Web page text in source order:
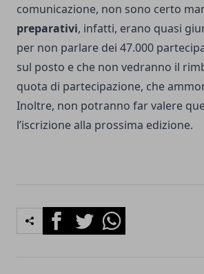
comunicazione, non sono certo
preparativi, infatti, erano quasi
per non parlare dei 47.000
sul posto e che non vedranno il
quota di partecipazione, che
Inoltre, non potranno far valere
l’iscrizione alla prossima edizione.
FacebookTwitterWhatsapp